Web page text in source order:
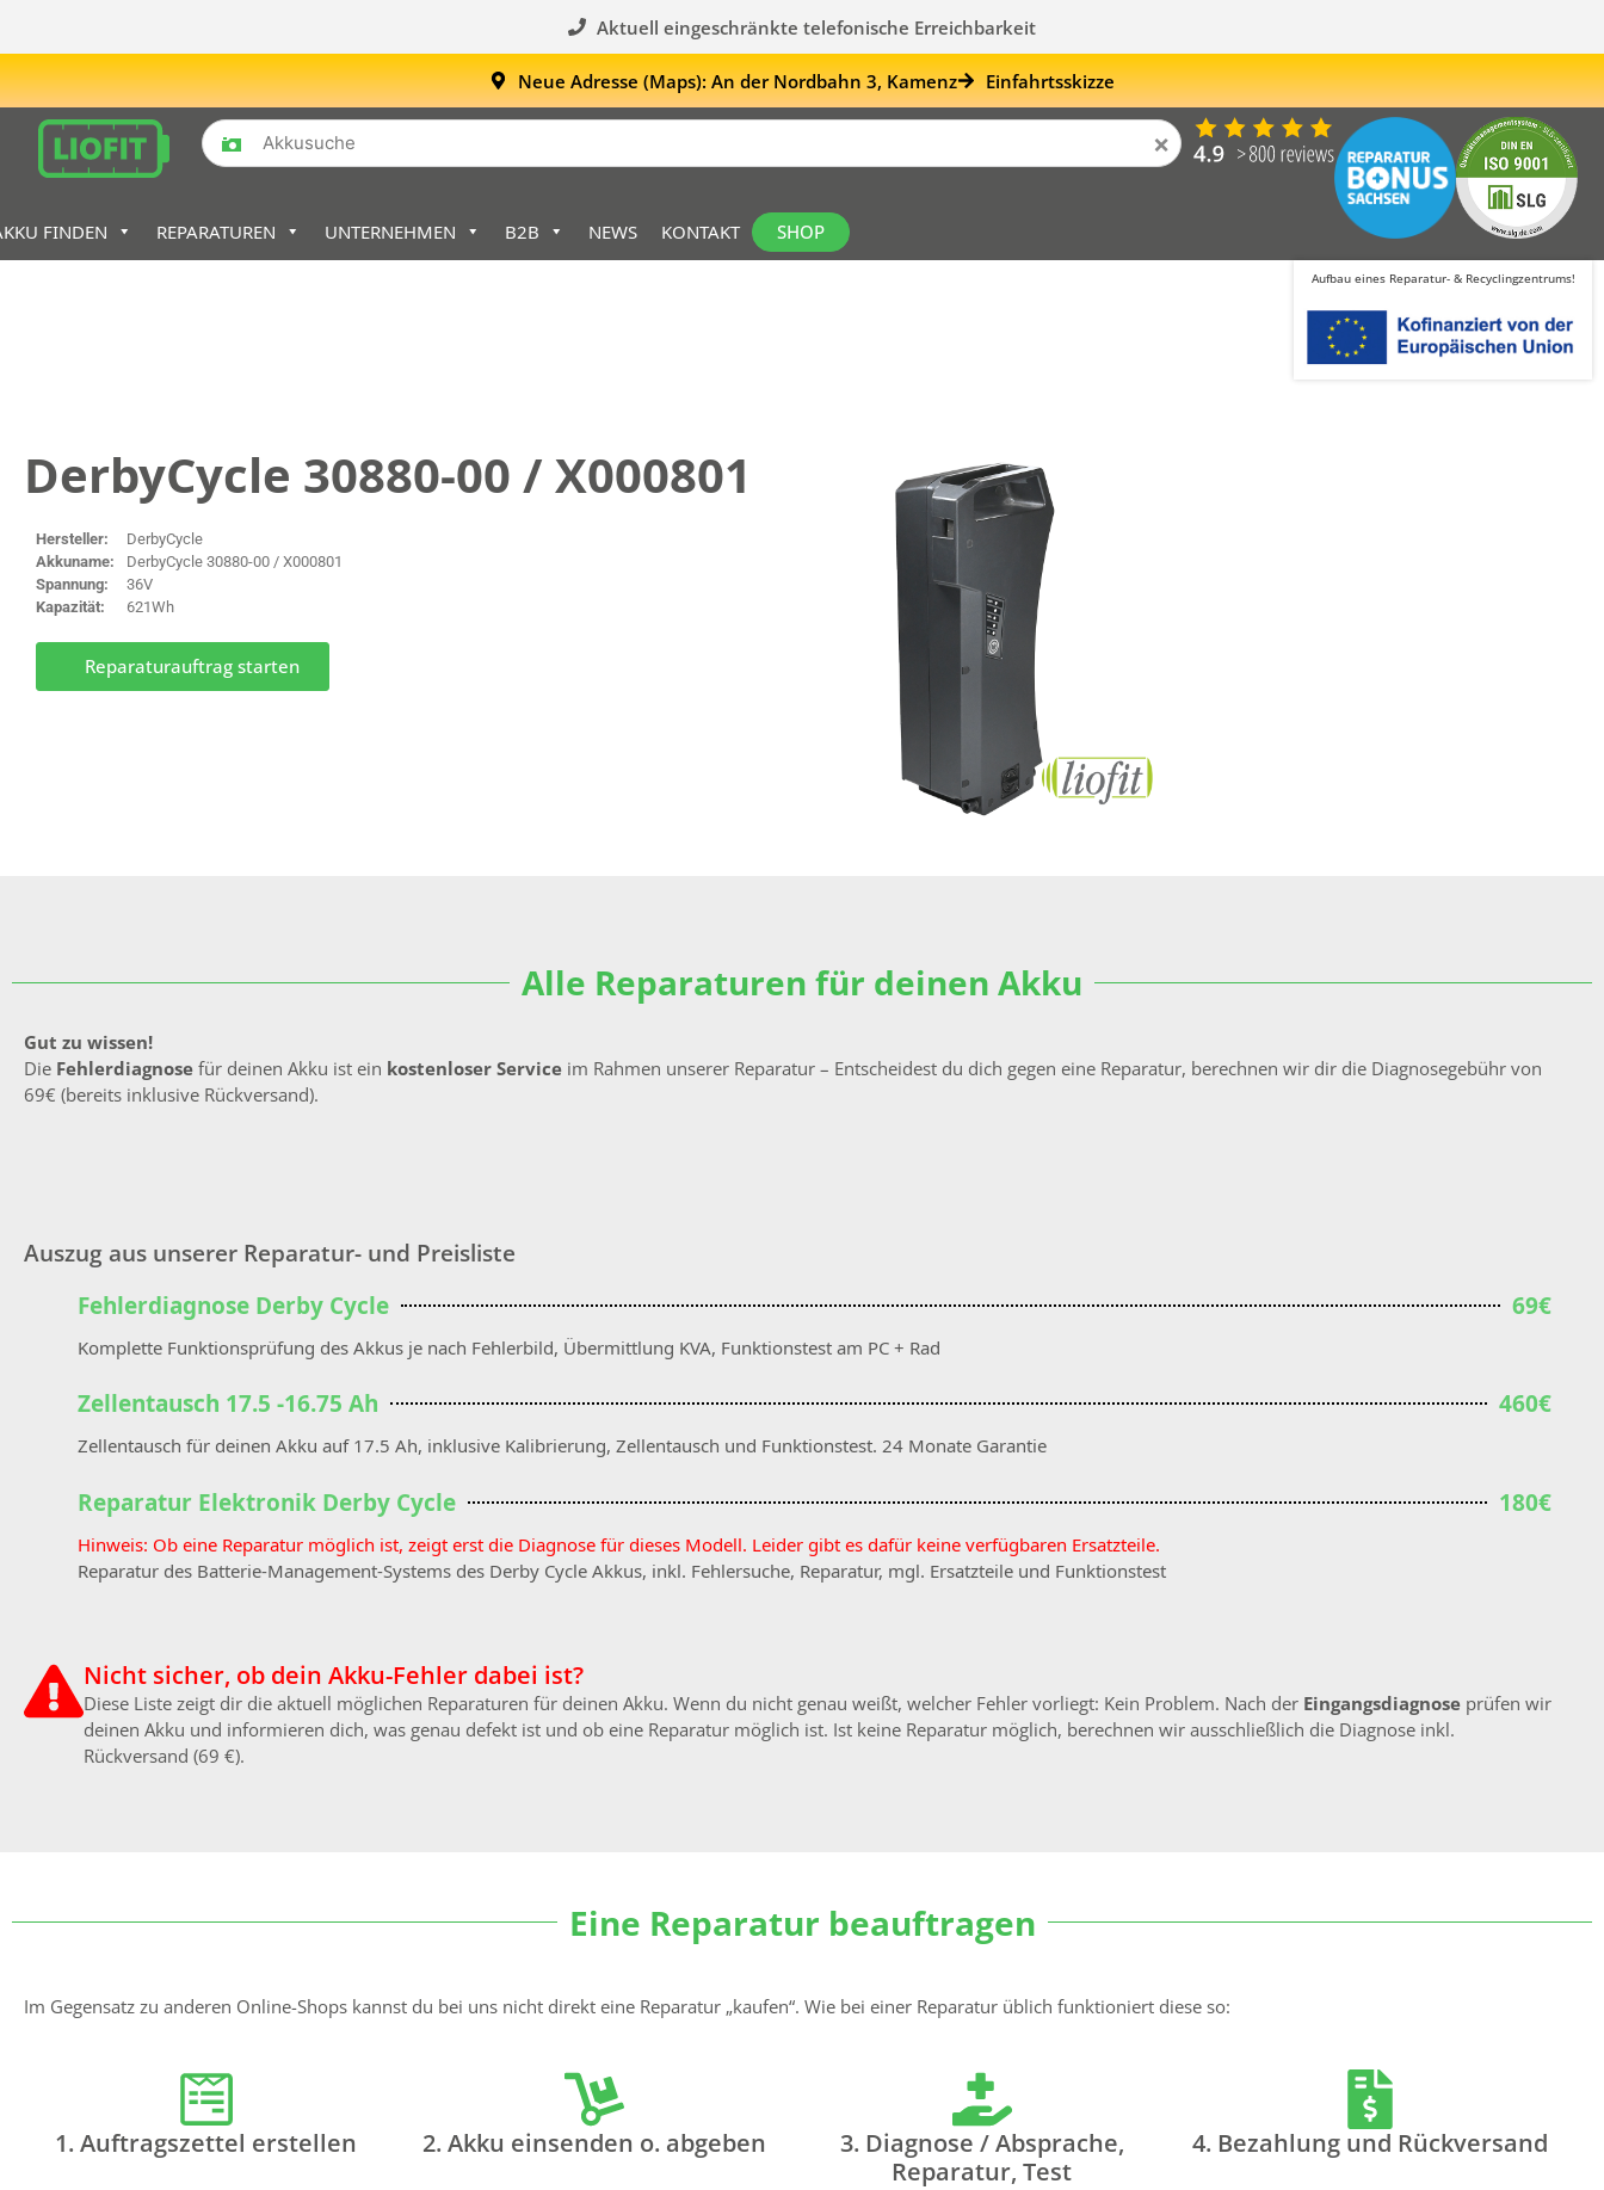
Aktuell eingeschränkte telefonische Erreichbarkeit
Neue Adresse (Maps): An der Nordbahn 3, Kamenz Einfahrtsskizze
×
FINDEN REPARATUREN UNTERNEHMEN B2B NEWS KONTAKT SHOP
Aufbau eines Reparatur- & Recyclingzentrums!
DerbyCycle 30880-00 / X000801
Hersteller:
DerbyCycle
Akkuname:
DerbyCycle 30880-00 / X000801
Spannung:
36V
Kapazität:
621Wh
Reparaturauftrag starten
Alle Reparaturen für deinen Akku
Gut zu wissen!
Die Fehlerdiagnose für deinen Akku ist ein kostenloser Service im Rahmen unserer Reparatur – Entscheidest du dich gegen eine Reparatur, berechnen wir dir die Diagnosegebühr von
69€ (bereits inklusive Rückversand).
Auszug aus unserer Reparatur- und Preisliste
Fehlerdiagnose Derby Cycle
69€
Komplette Funktionsprüfung des Akkus je nach Fehlerbild, Übermittlung KVA, Funktionstest am PC + Rad
Zellentausch 17.5 -16.75 Ah 460€
Zellentausch für deinen Akku auf 17.5 Ah, inklusive Kalibrierung, Zellentausch und Funktionstest. 24 Monate Garantie
Reparatur Elektronik Derby Cycle 180€
Hinweis: Ob eine Reparatur möglich ist, zeigt erst die Diagnose für dieses Modell. Leider gibt es dafür keine verfügbaren Ersatzteile.
Reparatur des Batterie-Management-Systems des Derby Cycle Akkus, inkl. Fehlersuche, Reparatur, mgl. Ersatzteile und Funktionstest
Nicht sicher, ob dein Akku-Fehler dabei ist?
Diese Liste zeigt dir die aktuell möglichen Reparaturen für deinen Akku. Wenn du nicht genau weißt, welcher Fehler vorliegt: Kein Problem. Nach der Eingangsdiagnose prüfen wir
deinen Akku und informieren dich, was genau defekt ist und ob eine Reparatur möglich ist. Ist keine Reparatur möglich, berechnen wir ausschließlich die Diagnose inkl.
Rückversand (69 €).
Eine Reparatur beauftragen
Im Gegensatz zu anderen Online-Shops kannst du bei uns nicht direkt eine Reparatur „kaufen“. Wie bei einer Reparatur üblich funktioniert diese so:
1. Auftragszettel erstellen 2. Akku einsenden o. abgeben
3. Diagnose / Absprache,
Reparatur, Test
4. Bezahlung und Rückversand